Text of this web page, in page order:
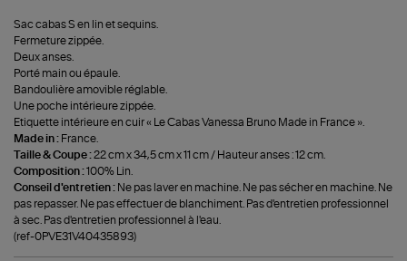
Sac cabas S en lin et sequins.
Fermeture zippée.
Deux anses.
Porté main ou épaule.
Bandoulière amovible réglable.
Une poche intérieure zippée.
Etiquette intérieure en cuir « Le Cabas Vanessa Bruno Made in France ».
Made in : France.
Taille & Coupe :22 cm x 34,5 cm x 11 cm / Hauteur anses : 12 cm.
Composition :100% Lin.
Conseil d'entretien : Ne pas laver en machine. Ne pas sécher en machine. Ne
pas repasser. Ne pas effectuer de blanchiment. Pas d'entretien professionnel
à sec. Pas d'entretien professionnel à l'eau.
(ref-0PVE31V40435893)